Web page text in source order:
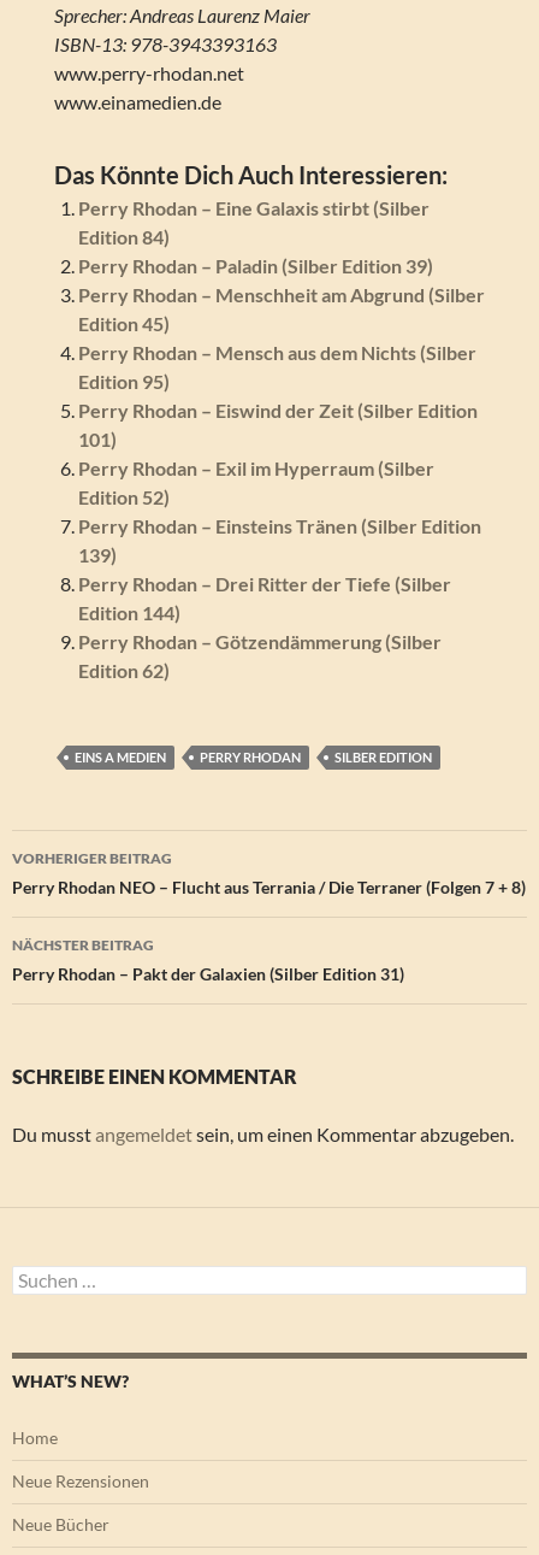
Sprecher: Andreas Laurenz Maier
ISBN-13: 978-3943393163
www.perry-rhodan.net
www.einamedien.de
Das Könnte Dich Auch Interessieren:
Perry Rhodan – Eine Galaxis stirbt (Silber
Edition 84)
Perry Rhodan – Paladin (Silber Edition 39)
Perry Rhodan – Menschheit am Abgrund (Silber
Edition 45)
Perry Rhodan – Mensch aus dem Nichts (Silber
Edition 95)
Perry Rhodan – Eiswind der Zeit (Silber Edition
101)
Perry Rhodan – Exil im Hyperraum (Silber
Edition 52)
Perry Rhodan – Einsteins Tränen (Silber Edition
139)
Perry Rhodan – Drei Ritter der Tiefe (Silber
Edition 144)
Perry Rhodan – Götzendämmerung (Silber
Edition 62)
EINS A MEDIEN PERRY RHODAN SILBER EDITION
Beitragsnavigation
VORHERIGER BEITRAG
Perry Rhodan NEO – Flucht aus Terrania / Die Terraner (Folgen 7 + 8)
NÄCHSTER BEITRAG
Perry Rhodan – Pakt der Galaxien (Silber Edition 31)
SCHREIBE EINEN KOMMENTAR
Du musstangemeldetsein, um einen Kommentar abzugeben.
Suchen
nach:
WHAT’S NEW?
Home
Neue Rezensionen
Neue Bücher